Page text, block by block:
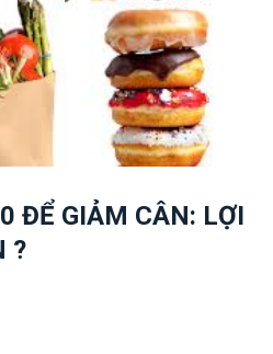
ĐỂ GIẢM CÂN: LỢI
?